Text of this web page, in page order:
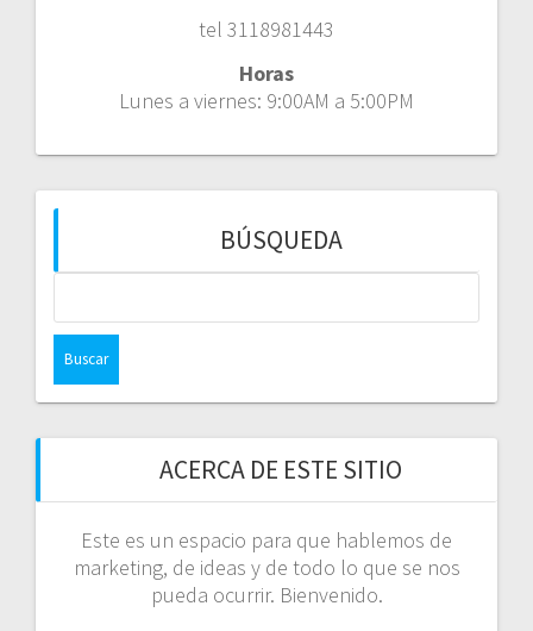
tel 3118981443
Horas
Lunes a viernes: 9:00AM a 5:00PM
BÚSQUEDA
ACERCA DE ESTE SITIO
Este es un espacio para que hablemos de
marketing, de ideas y de todo lo que se nos
pueda ocurrir. Bienvenido.